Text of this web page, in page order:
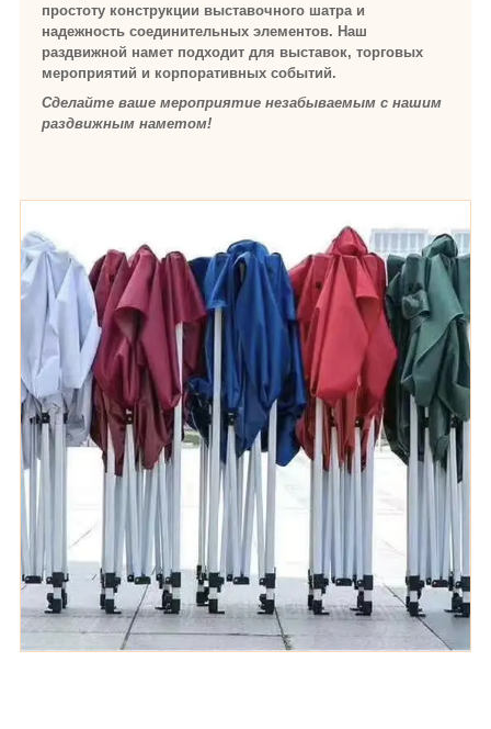
простоту конструкции выставочного шатра и
надежность соединительных элементов. Наш
раздвижной намет подходит для выставок, торговых
мероприятий и корпоративных событий.
Сделайте ваше мероприятие незабываемым с нашим
раздвижным наметом!